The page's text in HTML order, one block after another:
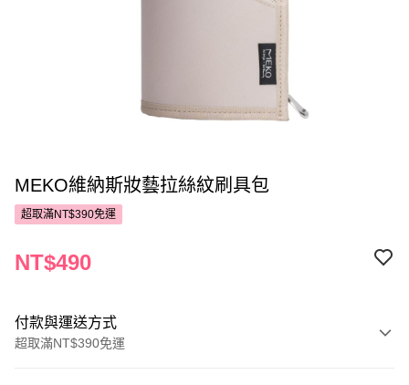
MEKO維納斯妝藝拉絲紋刷具包
超取滿NT$390免運
NT$490
付款與運送方式
超取滿NT$390免運